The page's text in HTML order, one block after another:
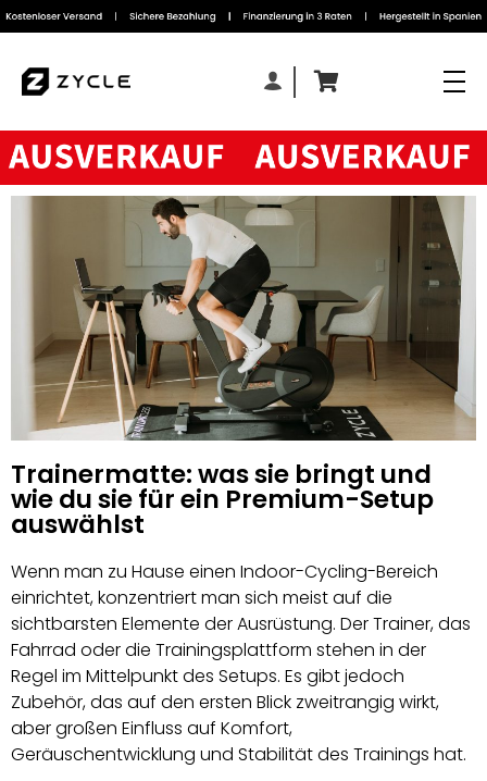
Trainermatte: was sie bringt und
wie du sie für ein Premium-Setup
auswählst
Wenn man zu Hause einen Indoor-Cycling-Bereich
einrichtet, konzentriert man sich meist auf die
sichtbarsten Elemente der Ausrüstung. Der Trainer, das
Fahrrad oder die Trainingsplattform stehen in der
Regel im Mittelpunkt des Setups. Es gibt jedoch
Zubehör, das auf den ersten Blick zweitrangig wirkt,
aber großen Einfluss auf Komfort,
Geräuschentwicklung und Stabilität des Trainings hat.